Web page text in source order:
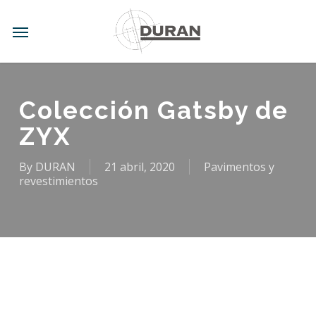
main
Menu
Colección Gatsby de
ZYX
By DURAN 21 abril, 2020
Pavimentos y
revestimientos